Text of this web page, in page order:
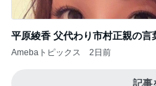
平原綾香 父代わり市村正親の言
Amebaトピックス 2日前
記事